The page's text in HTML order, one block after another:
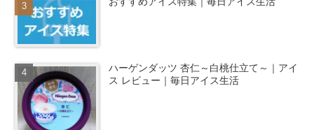
ハーゲンダッツ 杏仁～白桃仕立て～｜アイ
ス レビュー｜毎日アイス生活